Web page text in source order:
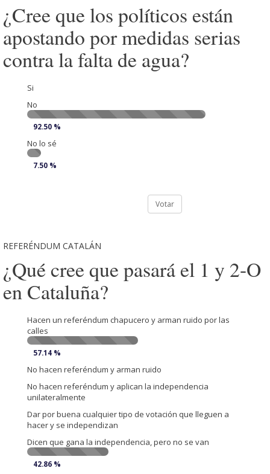
¿Cree que los políticos están
apostando por medidas serias
contra la falta de agua?
Si
No
92.50 %
No lo sé
7.50 %
Votar
REFERÉNDUM CATALÁN
¿Qué cree que pasará el 1 y 2-O
en Cataluña?
Hacen un referéndum chapucero y arman ruido por las
calles
57.14 %
No hacen referéndum y arman ruido
No hacen referéndum y aplican la independencia
unilateralmente
Dar por buena cualquier tipo de votación que lleguen a
hacer y se independizan
Dicen que gana la independencia, pero no se van
42.86 %